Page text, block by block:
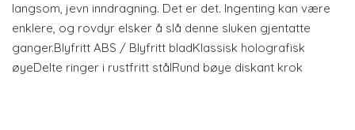
langsom, jevn inndragning. Det er det. Ingenting kan være
enklere, og rovdyr elsker å slå denne sluken gjentatte
ganger.Blyfritt ABS / Blyfritt bladKlassisk holografisk
øyeDelte ringer i rustfritt stålRund bøye diskant krok